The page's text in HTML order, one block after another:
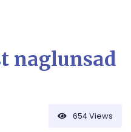
naglunsad
654Views